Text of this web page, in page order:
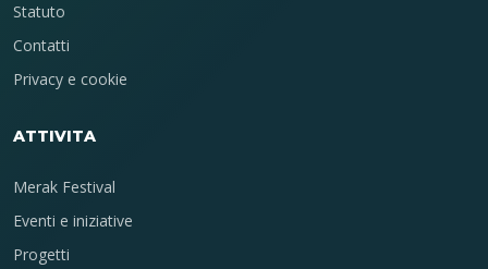
Statuto
Contatti
Privacy e cookie
ATTIVITA
Merak Festival
Eventi e iniziative
Progetti